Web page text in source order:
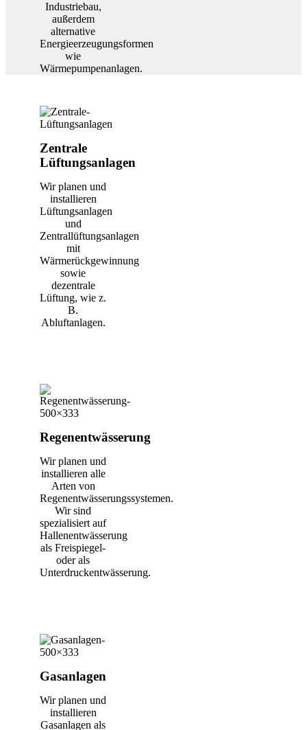
Industriebau,
außerdem
alternative
Energieerzeugungsformen
wie
Wärmepumpenanlagen.
Zentrale
Lüftungsanlagen
Wir planen und
installieren
Lüftungsanlagen
und
Zentrallüftungsanlagen
mit
Wärmerückgewinnung
sowie
dezentrale
Lüftung, wie z.
B.
Abluftanlagen.
Regenentwässerung
Wir planen und
installieren alle
Arten von
Regenentwässerungssystemen.
Wir sind
spezialisiert auf
Hallenentwässerung
als Freispiegel-
oder als
Unterdruckentwässerung.
Gasanlagen
Wir planen und
installieren
Gasanlagen als